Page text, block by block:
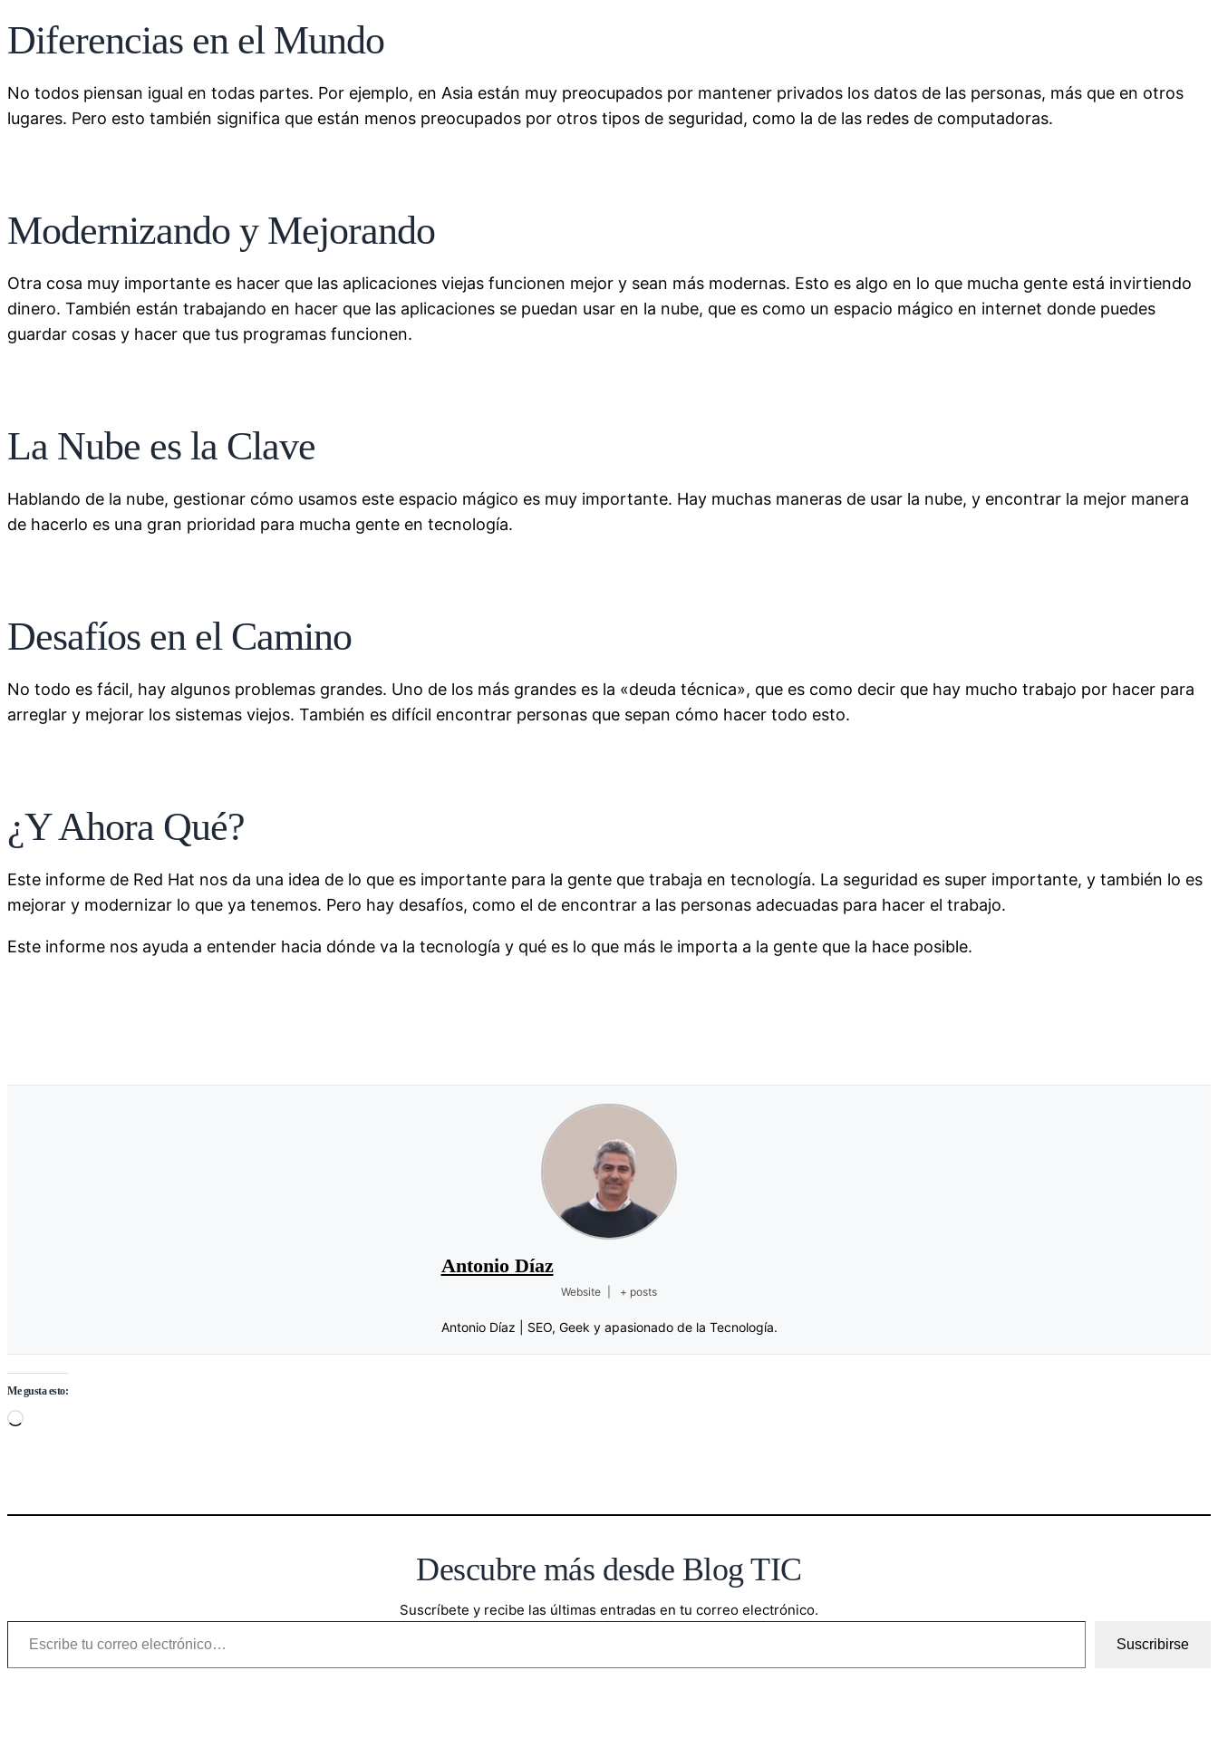
Diferencias en el Mundo
No todos piensan igual en todas partes. Por ejemplo, en Asia están muy preocupados por mantener privados los datos de las personas, más que en otros
lugares. Pero esto también significa que están menos preocupados por otros tipos de seguridad, como la de las redes de computadoras.
Modernizando y Mejorando
Otra cosa muy importante es hacer que las aplicaciones viejas funcionen mejor y sean más modernas. Esto es algo en lo que mucha gente está invirtiendo
dinero. También están trabajando en hacer que las aplicaciones se puedan usar en la nube, que es como un espacio mágico en internet donde puedes
guardar cosas y hacer que tus programas funcionen.
La Nube es la Clave
Hablando de la nube, gestionar cómo usamos este espacio mágico es muy importante. Hay muchas maneras de usar la nube, y encontrar la mejor manera
de hacerlo es una gran prioridad para mucha gente en tecnología.
Desafíos en el Camino
No todo es fácil, hay algunos problemas grandes. Uno de los más grandes es la «deuda técnica», que es como decir que hay mucho trabajo por hacer para
arreglar y mejorar los sistemas viejos. También es difícil encontrar personas que sepan cómo hacer todo esto.
¿Y Ahora Qué?
Este informe de Red Hat nos da una idea de lo que es importante para la gente que trabaja en tecnología. La seguridad es super importante, y también lo es
mejorar y modernizar lo que ya tenemos. Pero hay desafíos, como el de encontrar a las personas adecuadas para hacer el trabajo.
Este informe nos ayuda a entender hacia dónde va la tecnología y qué es lo que más le importa a la gente que la hace posible.
Antonio Díaz
Website + posts
Antonio Díaz | SEO, Geek y apasionado de la Tecnología.
Me gusta esto:
Cargando…
Descubre más desde Blog TIC
Suscríbete y recibe las últimas entradas en tu correo electrónico.
Escribe tu correo electrónico…
Suscribirse